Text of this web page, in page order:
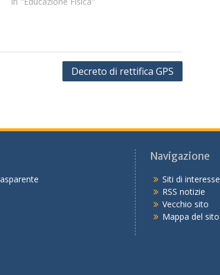
Decreto di rettifica GPS
Navigazione
Siti di interesse
RSS notizie
Vecchio sito
Mappa del sito